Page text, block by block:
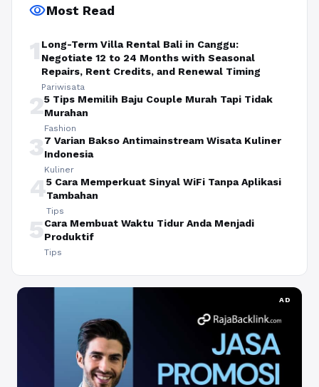
visibilityMost Read
1 Long-Term Villa Rental Bali in Canggu:
Negotiate 12 to 24 Months with Seasonal
Repairs, Rent Credits, and Renewal Timing
Pariwisata
25 Tips Memilih Baju Couple Murah Tapi Tidak
Murahan
Fashion
37 Varian Bakso Antimainstream Wisata Kuliner
Indonesia
Kuliner
45 Cara Memperkuat Sinyal WiFi Tanpa Aplikasi
Tambahan
Tips
5Cara Membuat Waktu Tidur Anda Menjadi
Produktif
Tips
AD